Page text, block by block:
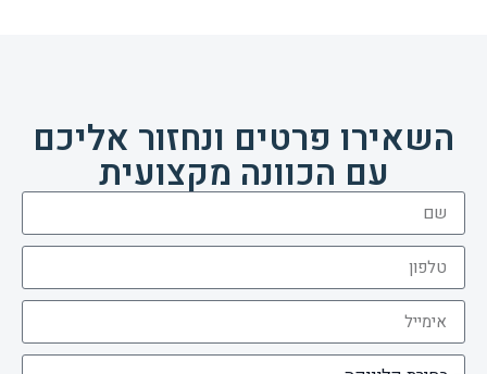
השאירו פרטים ונחזור אליכם
עם הכוונה מקצועית